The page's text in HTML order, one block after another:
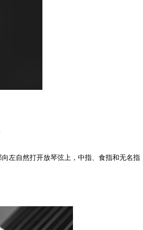
左自然打开放琴弦上，中指、食指和无名指